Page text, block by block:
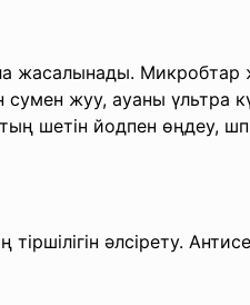
Микробтар
жуу, ауаны үльтра
шетін йодпен өңдеу,
әлсірету.